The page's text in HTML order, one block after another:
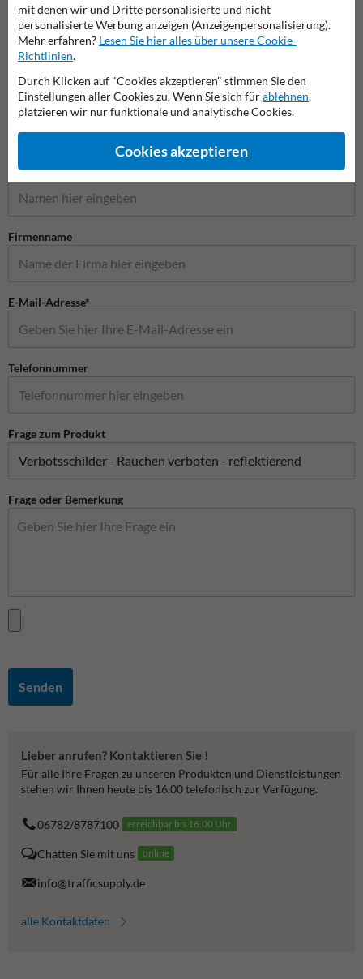
Verbotsschilder Privatgrundstück Schilder
Schilder
Stellen Sie Ihre Frage an Verkehrsschildkaufen.de
Name*
Firmenname
E-Mail-Adresse*
Telefonnummer
Frage zum Produkt
Frage oder Bemerkung
Senden
Lieber anrufen? Kontaktieren Sie !
Für alle Ihre Fragen zu unseren Produkten und Dienstleistungen
stehen wir Ihnen heute bis 16.00 telefonisch zur Verfügung.
06782/8787100 erreichbar bis 16.00 Uhr
Chatten Sie mit uns online
info@trafficsupply.de
alle Kontaktdaten
mit denen wir und Dritte personalisierte und nicht
personalisierte Werbung anzeigen (Anzeigenpersonalisierung).
Mehr erfahren? Lesen Sie hier alles über unsere Cookie-
Richtlinien.
Durch Klicken auf "Cookies akzeptieren" stimmen Sie den
Einstellungen aller Cookies zu. Wenn Sie sich fürablehnen,
platzieren wir nur funktionale und analytische Cookies.
Cookies akzeptieren